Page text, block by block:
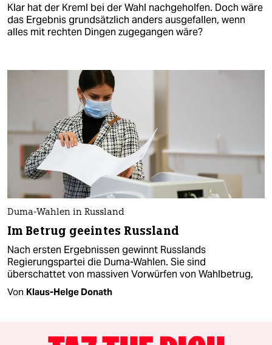
Klar hat der Kreml bei der Wahl nachgeholfen. Doch wäre
das Ergebnis grundsätzlich anders ausgefallen, wenn
alles mit rechten Dingen zugegangen wäre?
Duma-Wahlen in Russland
Im Betrug geeintes Russland
Nach ersten Ergebnissen gewinnt Russlands
Regierungspartei die Duma-Wahlen. Sie sind
überschattet von massiven Vorwürfen von Wahlbetrug,
Von Klaus-Helge Donath